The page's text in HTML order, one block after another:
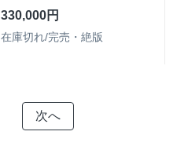
330,000円
在庫切れ/完売・絶版
次へ